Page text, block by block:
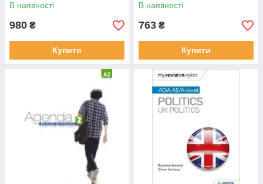
В наявності
980 ₴
Купити
В наявності
763 ₴
Купити